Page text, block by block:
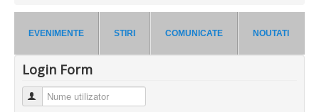
EVENIMENTE STIRI COMUNICATE NOUTATI
Login Form
Nume utilizator